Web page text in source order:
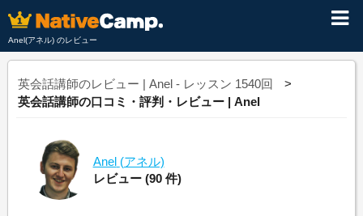
Anel(アネル) のレビュー
英会話講師のレビュー | Anel - レッスン 1540回
英会話講師の口コミ・評判・レビュー | Anel
Anel (アネル)
レビュー (90 件)